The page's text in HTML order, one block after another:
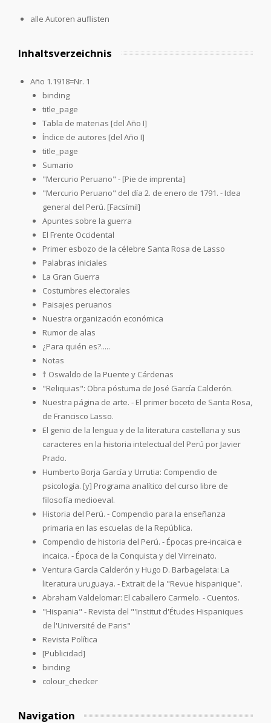
alle Autoren auflisten
Inhaltsverzeichnis
Año 1.1918=Nr. 1
binding
title_page
Tabla de materias [del Año I]
Índice de autores [del Año I]
title_page
Sumario
"Mercurio Peruano" - [Pie de imprenta]
"Mercurio Peruano" del día 2. de enero de 1791. - Idea
general del Perú. [Facsímil]
Apuntes sobre la guerra
El Frente Occidental
Primer esbozo de la célebre Santa Rosa de Lasso
Palabras iniciales
La Gran Guerra
Costumbres electorales
Paisajes peruanos
Nuestra organización económica
Rumor de alas
¿Para quién es?.....
Notas
† Oswaldo de la Puente y Cárdenas
"Reliquias": Obra póstuma de José García Calderón.
Nuestra página de arte. - El primer boceto de Santa Rosa,
de Francisco Lasso.
El genio de la lengua y de la literatura castellana y sus
caracteres en la historia intelectual del Perú por Javier
Prado.
Humberto Borja García y Urrutia: Compendio de
psicología. [y] Programa analítico del curso libre de
filosofía medioeval.
Historia del Perú. - Compendio para la enseñanza
primaria en las escuelas de la República.
Compendio de historia del Perú. - Épocas pre-incaica e
incaica. - Época de la Conquista y del Virreinato.
Ventura García Calderón y Hugo D. Barbagelata: La
literatura uruguaya. - Extrait de la "Revue hispanique".
Abraham Valdelomar: El caballero Carmelo. - Cuentos.
"Hispania" - Revista del "'Institut d'Études Hispaniques
de l'Université de Paris"
Revista Política
[Publicidad]
binding
colour_checker
Navigation